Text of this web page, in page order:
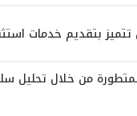
بتقديم خدمات
من خلال تحليل